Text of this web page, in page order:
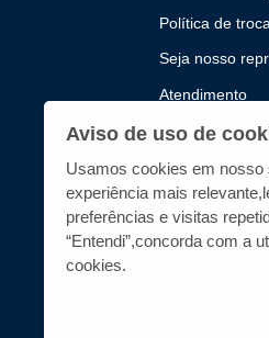
Política de
Seja nosso
Atendimento
Como Publicar
Editora UnB - CNPJ n°
Aviso de uso de
Usamos cookies em nosso
experiência mais
preferências e visitas
“Entendi”,concorda com a
cookies.